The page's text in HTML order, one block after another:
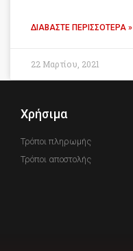
ΔΙΑΒΆΣΤΕ ΠΕΡΙΣΣΌΤΕΡΑ »
22 Μαρτίου, 2021
Χρήσιμα
Τρόποι πληρωμής
Τρόποι αποστολής